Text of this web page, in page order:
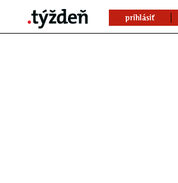
prihlásiť